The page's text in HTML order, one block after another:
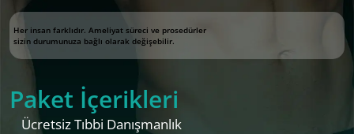
Her insan farklıdır. Ameliyat süreci ve prosedürler
sizin durumunuza bağlı olarak değişebilir.
Paket İçerikleri
Ücretsiz Tıbbi Danışmanlık